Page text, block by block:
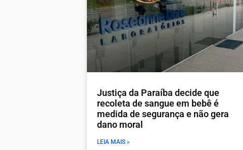
Justiça da Paraíba decide que
recoleta de sangue em bebê é
medida de segurança e não gera
dano moral
LEIA MAIS »